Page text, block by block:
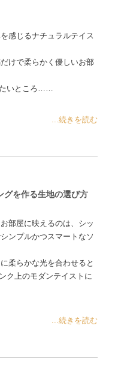
感じるナチュラルテイス
けで柔らかく優しいお部
たいところ……
...続きを読む
グを作る生地の選び方
部屋に映えるのは、シッ
ンプルかつスマートなソ
柔らかな光を合わせると
ク上のモダンテイストに
...続きを読む